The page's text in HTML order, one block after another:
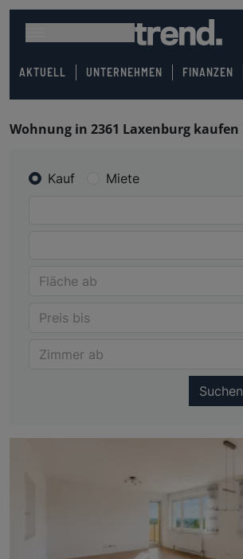
AKTUELL UNTERNEHMEN FINANZEN
Wohnung in 2361 Laxenburg kaufen
Kauf Miete
Suchen